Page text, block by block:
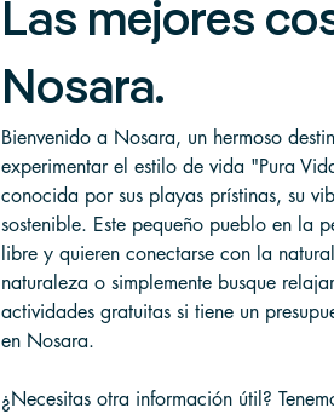
Las mejores
Nosara.
Bienvenido a Nosara, un hermoso
experimentar el estilo de vida "Pura
conocida por sus playas prístinas, su
sostenible. Este pequeño pueblo en la
libre y quieren conectarse con la
naturaleza o simplemente busque
actividades gratuitas si tiene un
en Nosara.
¿Necesitas otra información útil?